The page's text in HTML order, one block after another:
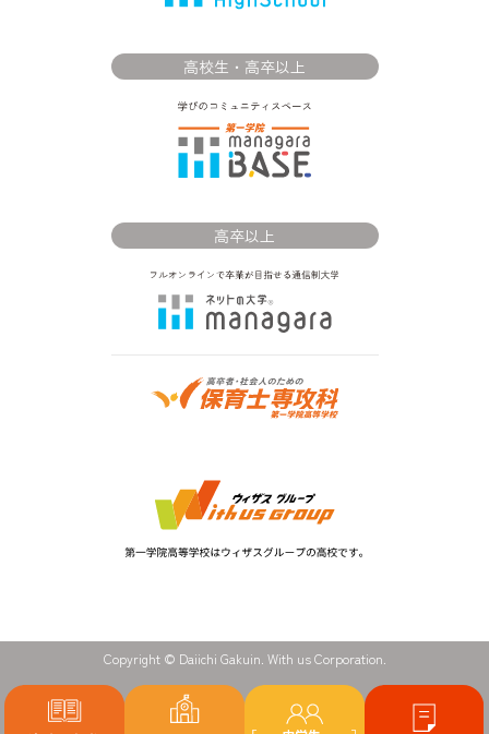
高校生・高卒以上
高卒以上
Copyright © Daiichi Gakuin. With us Corporation.